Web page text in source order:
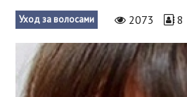
Россия
Наука и техника
Политика
Уход за волосами 2073 8